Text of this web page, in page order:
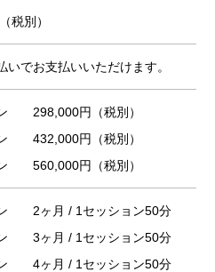
税別）
いでお支払いいただけます。
298,000円（税別）
432,000円（税別）
560,000円（税別）
2ヶ月 / 1セッション50分
3ヶ月 / 1セッション50分
4ヶ月 / 1セッション50分